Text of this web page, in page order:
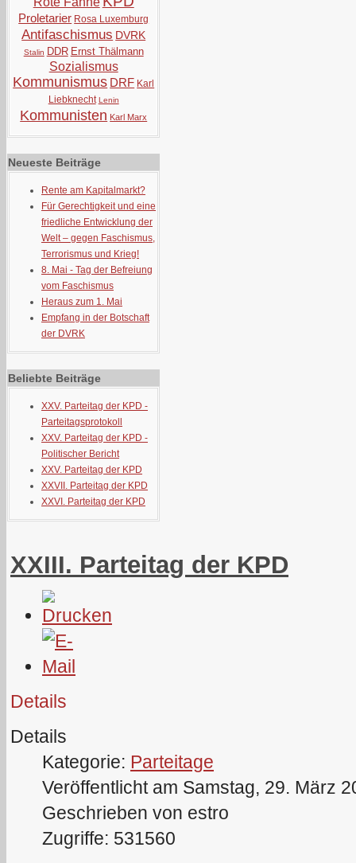
Proletarier Rosa Luxemburg
Antifaschismus DVRK
Stalin DDR Ernst Thälmann
Sozialismus
Kommunismus DRF Karl
Liebknecht Lenin
Kommunisten Karl Marx
Neueste Beiträge
Rente am Kapitalmarkt?
Für Gerechtigkeit und eine
friedliche Entwicklung der
Welt – gegen Faschismus,
Terrorismus und Krieg!
8. Mai - Tag der Befreiung
vom Faschismus
Heraus zum 1. Mai
Empfang in der Botschaft
der DVRK
Beliebte Beiträge
XXV. Parteitag der KPD -
Parteitagsprotokoll
XXV. Parteitag der KPD -
Politischer Bericht
XXV. Parteitag der KPD
XXVII. Parteitag der KPD
XXVI. Parteitag der KPD
XXIII. Parteitag der KPD
Details
Details
Kategorie: Parteitage
Veröffentlicht am Samstag, 29. März
Geschrieben von estro
Zugriffe: 531560